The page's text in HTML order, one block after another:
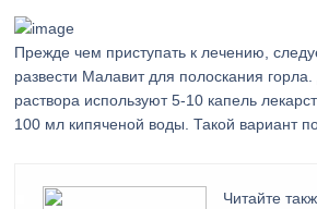
Прежде чем приступать к лечению,
развести Малавит для полоскания
раствора используют 5-10 капель
100 мл кипяченой воды. Такой вариант
Читайте